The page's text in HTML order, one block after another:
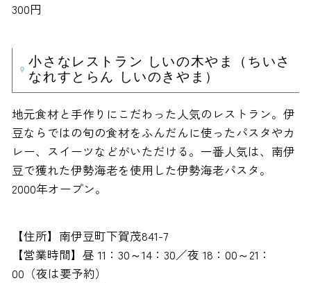
300円
小さなレストラン しいの木やま（ちいさ
なれすとらん しいのきやま）
地元食材と手作りにこだわった人気のレストラン。伊
豆ならではの旬の食材をふんだんに使ったパスタやカ
レー、スイーツなどがいただける。一番人気は、南伊
豆で獲れた伊勢海老を使用した伊勢海老パスタ。
2000年オープン。
【住所】南伊豆町下賀茂841-7
【営業時間】昼 11：30～14：30／夜 18：00～21：
00（夜は要予約）